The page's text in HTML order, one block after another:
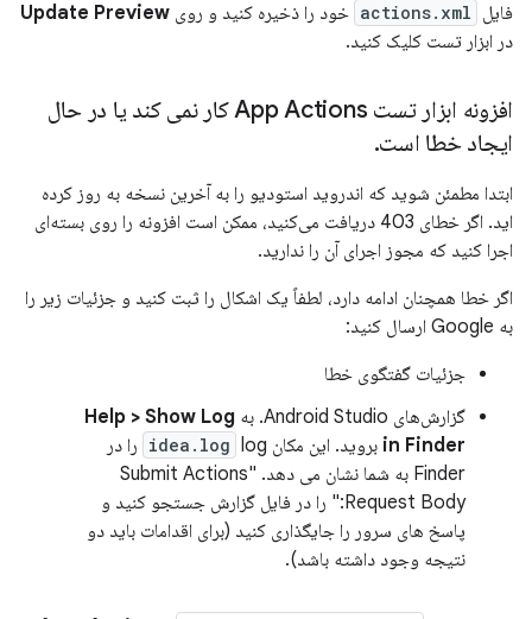
فایل actions.xml خود را ذخیره کنید و روی Update Preview
در ابزار تست کلیک کنید.
افزونه ابزار تست App Actions کار نمی کند یا در حال
ایجاد خطا است.
ابتدا مطمئن شوید که اندروید استودیو را به آخرین نسخه به روز کرده
اید. اگر خطای 403 دریافت می‌کنید، ممکن است افزونه را روی بسته‌ای
اجرا کنید که مجوز اجرای آن را ندارید.
اگر خطا همچنان ادامه دارد، لطفاً یک اشکال را ثبت کنید و جزئیات زیر را
به Google ارسال کنید:
جزئیات گفتگوی خطا
گزارش‌های Android Studio. به
Help > Show Log
in Finder بروید. این مکان idea.log log را در
Finder به شما نشان می دهد. "Submit Actions
Request Body:" را در فایل گزارش جستجو کنید و
پاسخ های سرور را جایگذاری کنید (برای اقدامات باید دو
نتیجه وجود داشته باشد).